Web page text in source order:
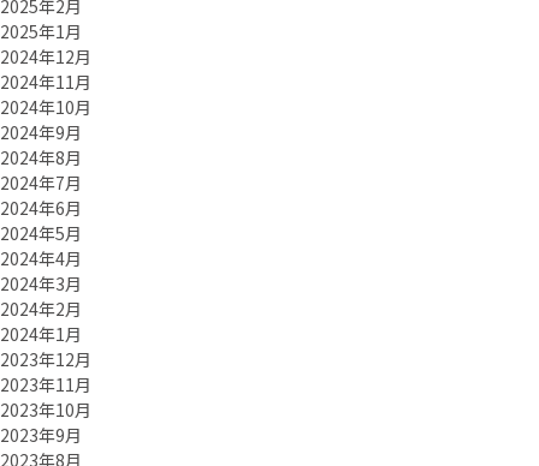
2025年2月
2025年1月
2024年12月
2024年11月
2024年10月
2024年9月
2024年8月
2024年7月
2024年6月
2024年5月
2024年4月
2024年3月
2024年2月
2024年1月
2023年12月
2023年11月
2023年10月
2023年9月
2023年8月